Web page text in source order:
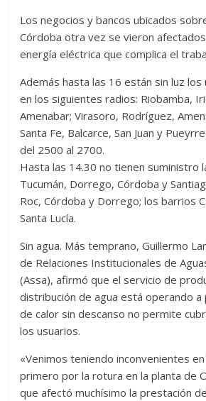
Los negocios y bancos ubicados
Córdoba otra vez se vieron
energía eléctrica que complica el
Además hasta las 16 están sin luz los
en los siguientes radios: Riobamba,
Amenabar; Virasoro, Rodríguez,
Santa Fe, Balcarce, San Juan y
del 2500 al 2700.
Hasta las 14.30 no tienen suministro
Tucumán, Dorrego, Córdoba y
Roc, Córdoba y Dorrego; los barrios
Santa Lucía.
Sin agua. Más temprano, Guillermo
de Relaciones Institucionales de
(Assa), afirmó que el servicio de
distribución de agua está operando a
de calor sin descanso no permite
los usuarios.
«Venimos teniendo inconvenientes
primero por la rotura en la planta de
que afectó muchísimo la prestación